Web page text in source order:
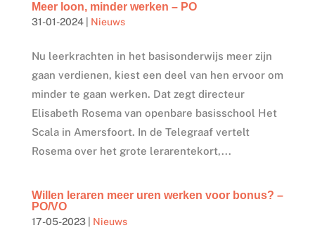
Meer loon, minder werken – PO
31-01-2024| Nieuws
Nu leerkrachten in het basisonderwijs meer zijn
gaan verdienen, kiest een deel van hen ervoor om
minder te gaan werken. Dat zegt directeur
Elisabeth Rosema van openbare basisschool Het
Scala in Amersfoort. In de Telegraaf vertelt
Rosema over het grote lerarentekort,...
Willen leraren meer uren werken voor bonus? –
PO/VO
17-05-2023| Nieuws